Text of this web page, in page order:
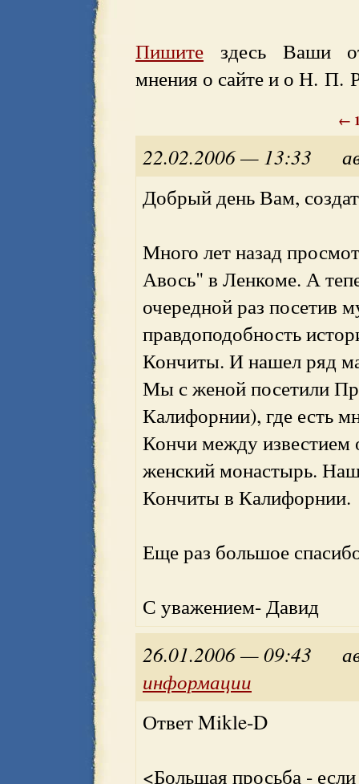
Пишите здесь Ваши
мнения о сайте и о Н. П.
←
22.02.2006 — 13:33
Добрый день Вам,
Много лет назад
Авось" в Ленкоме. А
очередной раз посетив
правдоподобность
Кончиты. И нашел ряд
Мы с женой посетили
Калифорнии), где есть
Кончи между
женский монастырь.
Кончиты в Калифорнии.
Еще раз большое
С уважением- Давид
26.01.2006 — 09:43
информации
Ответ Mikle-D
<Большая просьба - если